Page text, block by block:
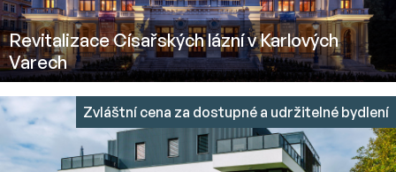
Revitalizace Císařských lázní v Karlových
Varech
Zvláštní cena za dostupné a udržitelné bydlení